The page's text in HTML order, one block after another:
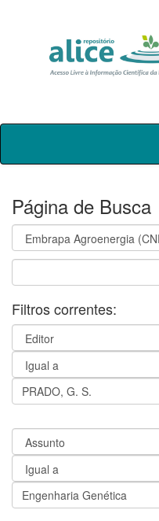
Skip
Página de Busca
Filtros correntes: